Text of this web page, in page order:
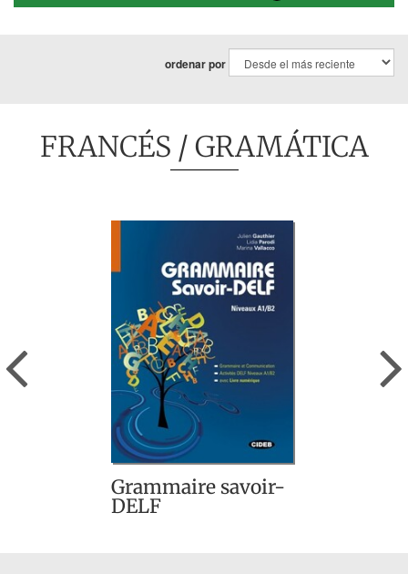
ordenar por
FRANCÉS / GRAMÁTICA
Grammaire savoir-
DELF
Previous